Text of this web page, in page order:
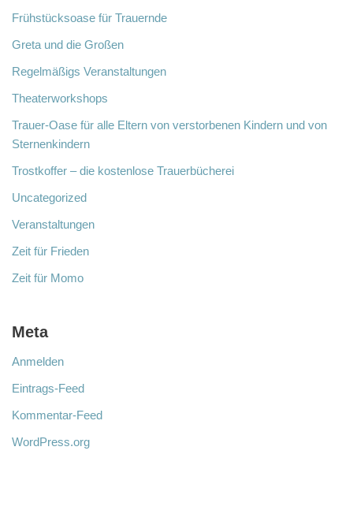
Frühstücksoase für Trauernde
Greta und die Großen
Regelmäßigs Veranstaltungen
Theaterworkshops
Trauer-Oase für alle Eltern von verstorbenen Kindern und von
Sternenkindern
Trostkoffer – die kostenlose Trauerbücherei
Uncategorized
Veranstaltungen
Zeit für Frieden
Zeit für Momo
Meta
Anmelden
Eintrags-Feed
Kommentar-Feed
WordPress.org